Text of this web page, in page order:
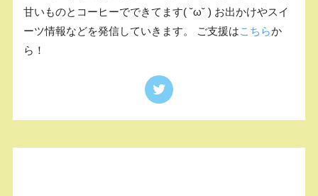
甘いものとコーヒーでできてます( ˘ω˘ ) お出かけやスイ
ーツ情報などを発信していきます。 ご支援はこちらか
ら！